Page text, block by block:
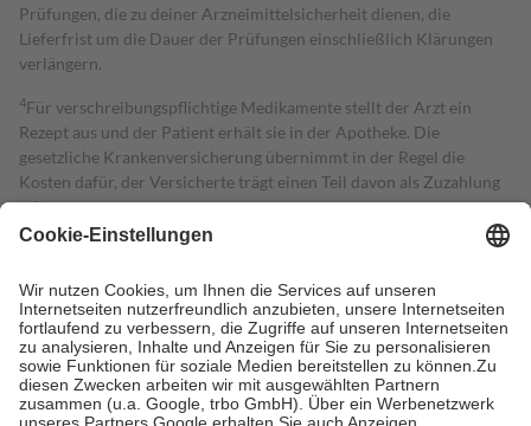
Prüfungen, die zu deiner Arzneimittelsicherheit dienen, die
Lieferfrist um die Dauer der Prüfungen einschließlich Klärungen
verlängern.
4Für verschreibungspflichtige Medikamente stellt der Arzt ein
Rezept aus und der Patient erhält sie in der Apotheke. Die
gesetzliche Krankenversicherung übernimmt in der Regel die
Kosten dafür, der Versicherte trägt einen Teil davon als Zuzahlung
mit.
Grundsätzlich leisten Mitglieder Zuzahlungen in Höhe von zehn
höchstens zehn Euro.
Es sind jedoch nie mehr als die tatsächlichen
Kosten der Leistung zu entrichten.
Diese Regeln gelten grundsätzlich auch für Online-Apotheken.
Bei Heilmitteln und häuslicher Krankenpflege beträgt die
Zuzahlung zehn Prozent der Kosten sowie zehn Euro je
Verordnung.